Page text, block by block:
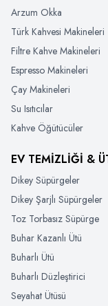
Arzum Okka
Türk Kahvesi Makineleri
Filtre Kahve Makineleri
Espresso Makineleri
Çay Makineleri
Su Isıtıcılar
Kahve Öğütücüler
EV TEMİZLİĞİ &
Dikey Süpürgeler
Dikey Şarjlı Süpürgeler
Toz Torbasız Süpürge
Buhar Kazanlı Ütü
Buharlı Ütü
Buharlı Düzleştirici
Seyahat Ütüsü